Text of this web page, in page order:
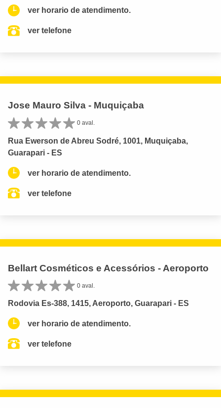
ver horario de atendimento.
ver telefone
Jose Mauro Silva - Muquiçaba
0 aval.
Rua Ewerson de Abreu Sodré, 1001, Muquiçaba,
Guarapari - ES
ver horario de atendimento.
ver telefone
Bellart Cosméticos e Acessórios - Aeroporto
0 aval.
Rodovia Es-388, 1415, Aeroporto, Guarapari - ES
ver horario de atendimento.
ver telefone